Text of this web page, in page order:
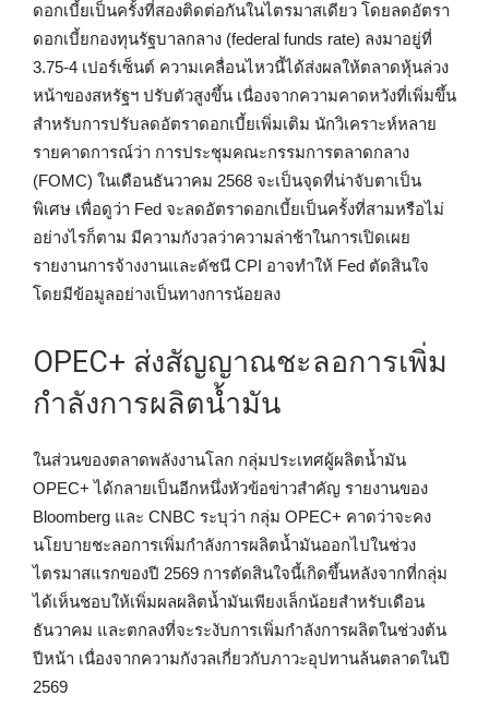
ดอกเบี้ยเป็นครั้งที่สองติดต่อกันในไตรมาสเดียว โดยลดอัตรา
ดอกเบี้ยกองทุนรัฐบาลกลาง (federal funds rate) ลงมาอยู่ที่
3.75-4 เปอร์เซ็นต์ ความเคลื่อนไหวนี้ได้ส่งผลให้ตลาดหุ้นล่วง
หน้าของสหรัฐฯ ปรับตัวสูงขึ้น เนื่องจากความคาดหวังที่เพิ่มขึ้น
สำหรับการปรับลดอัตราดอกเบี้ยเพิ่มเติม นักวิเคราะห์หลาย
รายคาดการณ์ว่า การประชุมคณะกรรมการตลาดกลาง
(FOMC) ในเดือนธันวาคม 2568 จะเป็นจุดที่น่าจับตาเป็น
พิเศษ เพื่อดูว่า Fed จะลดอัตราดอกเบี้ยเป็นครั้งที่สามหรือไม่
อย่างไรก็ตาม มีความกังวลว่าความล่าช้าในการเปิดเผย
รายงานการจ้างงานและดัชนี CPI อาจทำให้ Fed ตัดสินใจ
โดยมีข้อมูลอย่างเป็นทางการน้อยลง
OPEC+ ส่งสัญญาณชะลอการเพิ่ม
กำลังการผลิตน้ำมัน
ในส่วนของตลาดพลังงานโลก กลุ่มประเทศผู้ผลิตน้ำมัน
OPEC+ ได้กลายเป็นอีกหนึ่งหัวข้อข่าวสำคัญ รายงานของ
Bloomberg และ CNBC ระบุว่า กลุ่ม OPEC+ คาดว่าจะคง
นโยบายชะลอการเพิ่มกำลังการผลิตน้ำมันออกไปในช่วง
ไตรมาสแรกของปี 2569 การตัดสินใจนี้เกิดขึ้นหลังจากที่กลุ่ม
ได้เห็นชอบให้เพิ่มผลผลิตน้ำมันเพียงเล็กน้อยสำหรับเดือน
ธันวาคม และตกลงที่จะระงับการเพิ่มกำลังการผลิตในช่วงต้น
ปีหน้า เนื่องจากความกังวลเกี่ยวกับภาวะอุปทานล้นตลาดในปี
2569